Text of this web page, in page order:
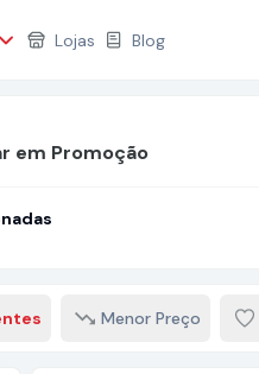
Lojas Blog
em Promoção
Menor Preço